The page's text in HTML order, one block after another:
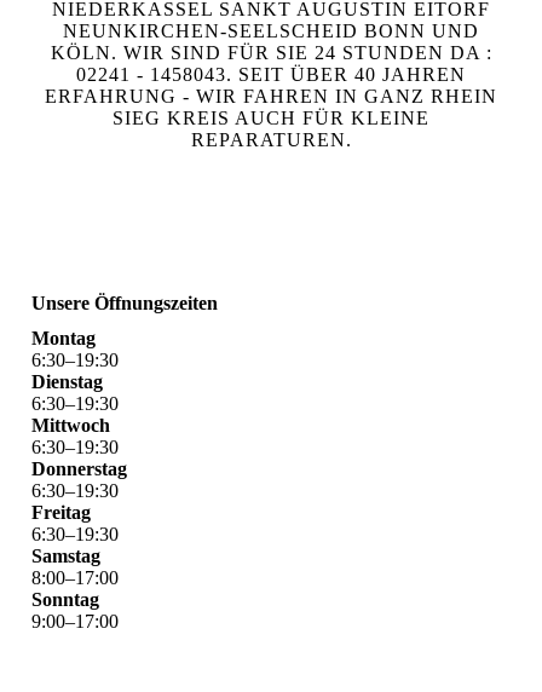
NIEDERKASSEL SANKT AUGUSTIN EITORF
NEUNKIRCHEN-SEELSCHEID BONN UND
KÖLN. WIR SIND FÜR SIE 24 STUNDEN DA :
02241 - 1458043. SEIT ÜBER 40 JAHREN
ERFAHRUNG - WIR FAHREN IN GANZ RHEIN
SIEG KREIS AUCH FÜR KLEINE
REPARATUREN.
Unsere Öffnungszeiten
Montag
6:30–19:30
Dienstag
6:30–19:30
Mittwoch
6:30–19:30
Donnerstag
6:30–19:30
Freitag
6:30–19:30
Samstag
8:00–17:00
Sonntag
9:00–17:00